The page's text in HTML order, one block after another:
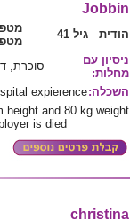
Jobbin
הודית גיל 41
ניסיון עם
מחלות:
סוכרת,
השכלה:
expierence
height and 80 kg weight
is died
christina